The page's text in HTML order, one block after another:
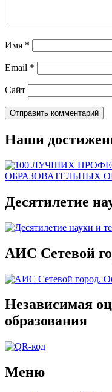
Имя *
Email *
Сайт
Наши
Десятилетие
АИС Сетевой
Независимая
образования
Меню